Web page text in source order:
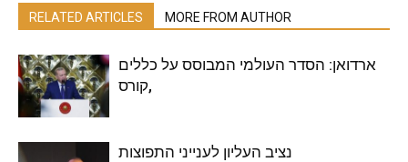
RELATED ARTICLES MORE FROM AUTHOR
ארדואן: הסדר העולמי המבוסס על כללים
,קורס
נציב העליון לענייני התפוצות